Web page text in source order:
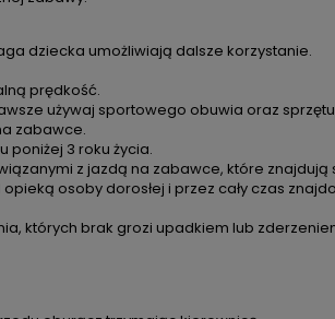
dziecka umożliwiają dalsze korzystanie.
prędkość.
używaj sportowego obuwia oraz sprzętu
zabawce.
poniżej 3 roku życia.
z jazdą na zabawce, które znajdują
osoby dorosłej i przez cały czas
których brak grozi upadkiem lub